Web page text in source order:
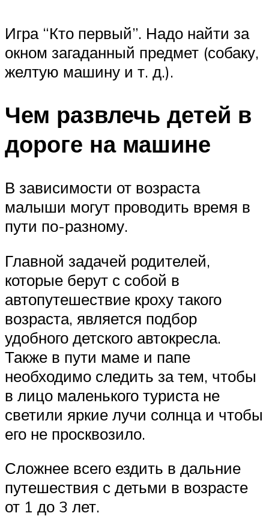
Игра “Кто первый”. Надо найти за
окном загаданный предмет (собаку,
желтую машину и т. д.).
Чем развлечь детей в
дороге на машине
В зависимости от возраста
малыши могут проводить время в
пути по-разному.
Главной задачей родителей,
которые берут с собой в
автопутешествие кроху такого
возраста, является подбор
удобного детского автокресла.
Также в пути маме и папе
необходимо следить за тем, чтобы
в лицо маленького туриста не
светили яркие лучи солнца и чтобы
его не просквозило.
Сложнее всего ездить в дальние
путешествия с детьми в возрасте
от 1 до 3 лет.